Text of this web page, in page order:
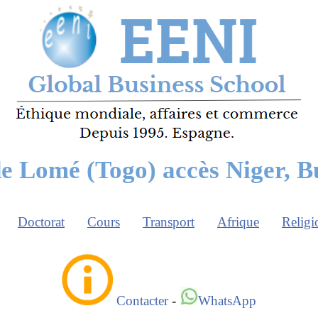
Lomé (Togo) accès Niger,
Doctorat Cours Transport Afrique
Contacter- WhatsApp